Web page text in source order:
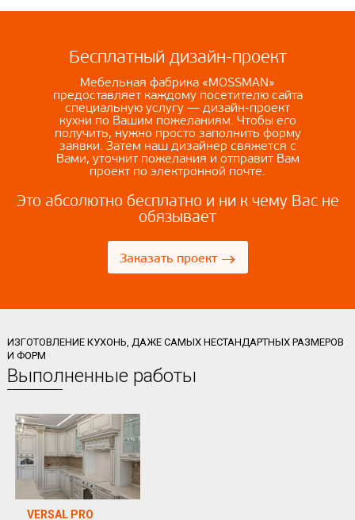
Бесплатный дизайн-проект
Мебельная фабрика «MOSSMAN»
предоставляет каждому посетителю сайта
специальную услугу — дизайн-проект
кухни по Вашим пожеланиям. Чтобы его
получить, нужно просто заполнить форму
заявки. Затем наш дизайнер свяжется с
Вами, уточнит пожелания и отправит Вам
проект по электронной почте.
Это абсолютно бесплатно и ни к чему Вас не
обязывает
Заказать проект →
ИЗГОТОВЛЕНИЕ КУХОНЬ, ДАЖЕ САМЫХ НЕСТАНДАРТНЫХ РАЗМЕРОВ
И ФОРМ
Выполненные работы
VERSAL PRO